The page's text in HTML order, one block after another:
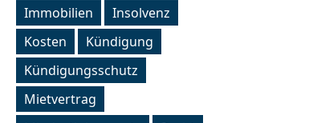
Immobilien
Insolvenz
Kosten
Kündigung
Kündigungsschutz
Mietvertrag